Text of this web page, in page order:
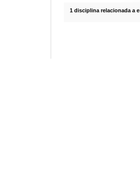
1 disciplina relacionada a